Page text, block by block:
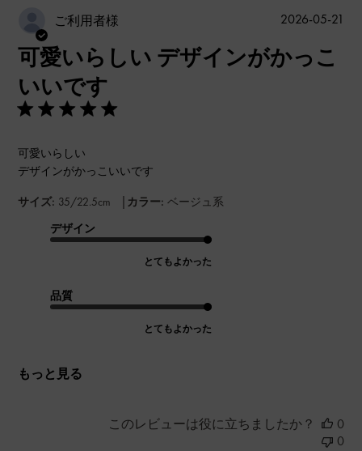
ご利用者様
可愛いらしい デザインがかっこ
いいです
可愛いらしい
デザインがかっこいいです
サイズ: 35/22.5cm | カラー: ベージュ系
デザイン
とてもよかった
品質
とてもよかった
もっと見る
2026-05-21
このレビューは役に立ちましたか？
0
0